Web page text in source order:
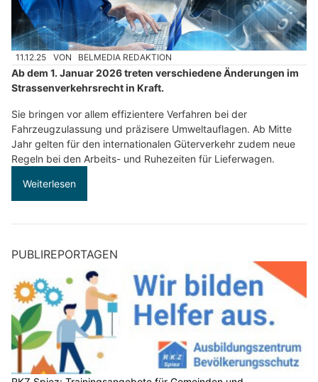
11.12.25 VON BELMEDIA REDAKTION
Ab dem 1. Januar 2026 treten verschiedene Änderungen im
Strassenverkehrsrecht in Kraft.
Sie bringen vor allem effizientere Verfahren bei der
Fahrzeugzulassung und präzisere Umweltauflagen. Ab Mitte
Jahr gelten für den internationalen Güterverkehr zudem neue
Regeln bei den Arbeits- und Ruhezeiten für Lieferwagen.
Weiterlesen
PUBLIREPORTAGEN